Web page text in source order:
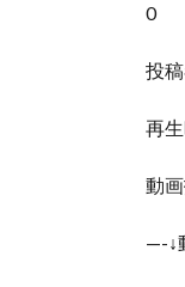
0
投
再
動
—-↓